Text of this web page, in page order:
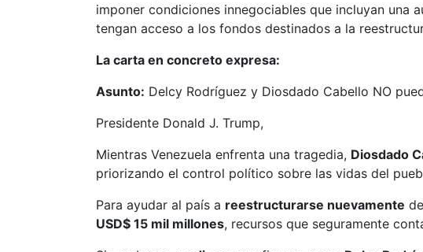
imponer condiciones innegociables que incluyan
tengan acceso a los fondos destinados a la
La carta en concreto expresa:
Asunto: Delcy Rodríguez y Diosdado Cabello NO
Presidente Donald J. Trump,
Mientras Venezuela enfrenta una tragedia, Diosdado
priorizando el control político sobre las vidas del
Para ayudar al país a reestructurarse nuevamente
USD$ 15 mil millones, recursos que seguramente